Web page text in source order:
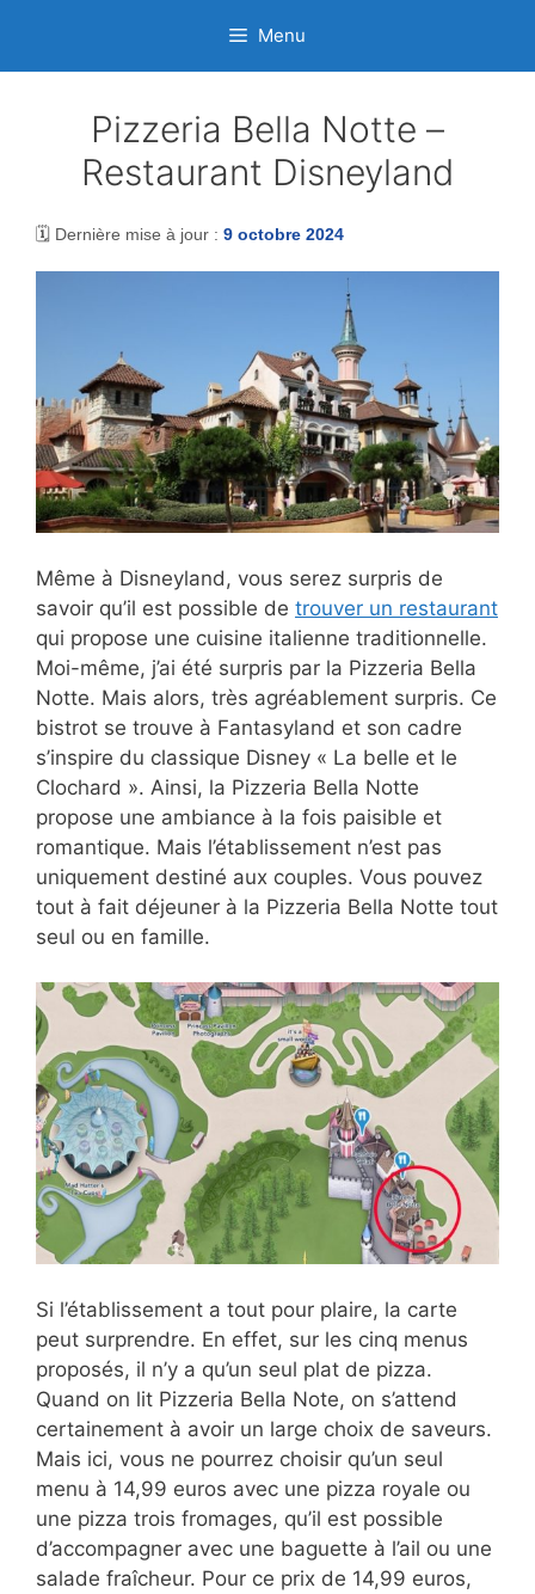
contenu
Menu
Pizzeria Bella Notte –
Restaurant Disneyland
🗓️ Dernière mise à jour : 9 octobre 2024
Même à Disneyland, vous serez surpris de
savoir qu’il est possible de trouver un restaurant
qui propose une cuisine italienne traditionnelle.
Moi-même, j’ai été surpris par la Pizzeria Bella
Notte. Mais alors, très agréablement surpris. Ce
bistrot se trouve à Fantasyland et son cadre
s’inspire du classique Disney « La belle et le
Clochard ». Ainsi, la Pizzeria Bella Notte
propose une ambiance à la fois paisible et
romantique. Mais l’établissement n’est pas
uniquement destiné aux couples. Vous pouvez
tout à fait déjeuner à la Pizzeria Bella Notte tout
seul ou en famille.
Si l’établissement a tout pour plaire, la carte
peut surprendre. En effet, sur les cinq menus
proposés, il n’y a qu’un seul plat de pizza.
Quand on lit Pizzeria Bella Note, on s’attend
certainement à avoir un large choix de saveurs.
Mais ici, vous ne pourrez choisir qu’un seul
menu à 14,99 euros avec une pizza royale ou
une pizza trois fromages, qu’il est possible
d’accompagner avec une baguette à l’ail ou une
salade fraîcheur. Pour ce prix de 14,99 euros,